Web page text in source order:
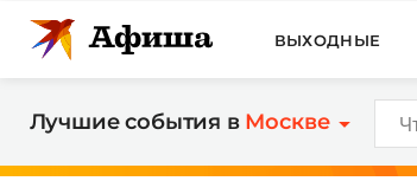
ВЫХОДНЫЕ
Лучшие события в Москве